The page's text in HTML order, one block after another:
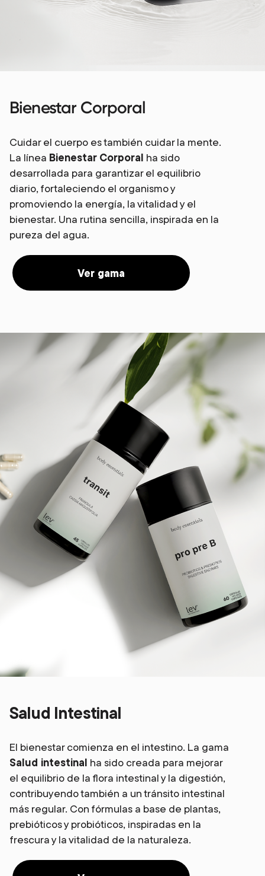
Bienestar Corporal
Cuidar el cuerpo es también cuidar la mente.
La línea Bienestar Corporal ha sido
desarrollada para garantizar el equilibrio
diario, fortaleciendo el organismo y
promoviendo la energía, la vitalidad y el
bienestar. Una rutina sencilla, inspirada en la
pureza del agua.
Ver gama
Salud Intestinal
El bienestar comienza en el intestino. La gama
Salud intestinal ha sido creada para mejorar
el equilibrio de la flora intestinal y la digestión,
contribuyendo también a un tránsito intestinal
más regular. Con fórmulas a base de plantas,
prebióticos y probióticos, inspiradas en la
frescura y la vitalidad de la naturaleza.